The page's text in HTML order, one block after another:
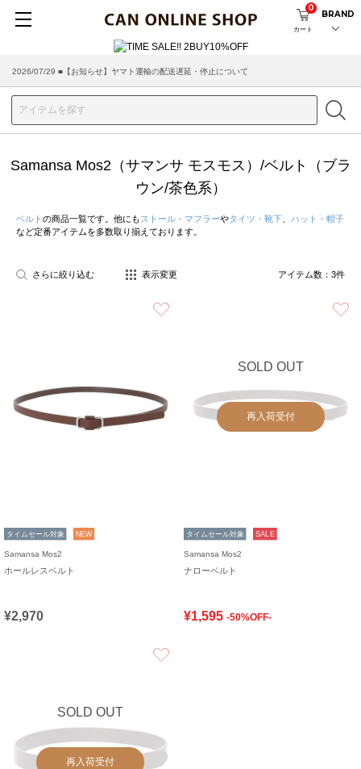
カート
0
BRAND
2026/07/29 ■【お知らせ】ヤマト運輸の配送遅延・停止について
2026/03/18 ■店舗受け取りサービスのご案内
Samansa Mos2（サマンサ モスモス）/ベルト（ブラ
ウン/茶色系）
ベルト の商品一覧です。他にも ストール・マフラーやタイツ・靴下
ハット・帽子
など定番アイテムを多数取り揃えております。
さらに絞り込む 表示変更 アイテム数： 3件
タイムセール対象 NEW
Samansa Mos2
ホールレスベルト
¥2,970
SOLD OUT
再入荷受付
タイムセール対象 SALE
Samansa Mos2
ナローベルト
¥1,595 -50%OFF-
SOLD OUT
再入荷受付